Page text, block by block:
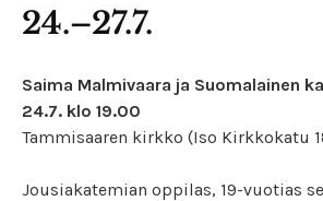
24.–27.7.
Saima Malmivaara ja Suomalainen
24.7. klo 19.00
Tammisaaren kirkko (Iso Kirkkokatu
Jousiakatemian oppilas, 19-vuotias